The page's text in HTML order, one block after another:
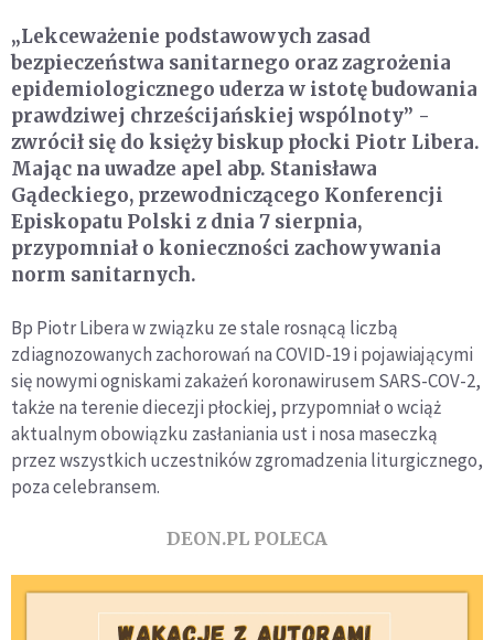
„Lekceważenie podstawowych zasad
bezpieczeństwa sanitarnego oraz zagrożenia
epidemiologicznego uderza w istotę budowania
prawdziwej chrześcijańskiej wspólnoty” -
zwrócił się do księży biskup płocki Piotr Libera.
Mając na uwadze apel abp. Stanisława
Gądeckiego, przewodniczącego Konferencji
Episkopatu Polski z dnia 7 sierpnia,
przypomniał o konieczności zachowywania
norm sanitarnych.
Bp Piotr Libera w związku ze stale rosnącą liczbą
zdiagnozowanych zachorowań na COVID-19 i pojawiającymi
się nowymi ogniskami zakażeń koronawirusem SARS-COV-2,
także na terenie diecezji płockiej, przypomniał o wciąż
aktualnym obowiązku zasłaniania ust i nosa maseczką
przez wszystkich uczestników zgromadzenia liturgicznego,
poza celebransem.
DEON.PL POLECA